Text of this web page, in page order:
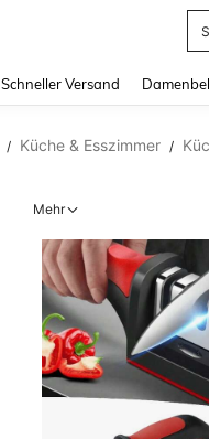
Schneller Versand
/ Küche & Esszimmer /
Mehr